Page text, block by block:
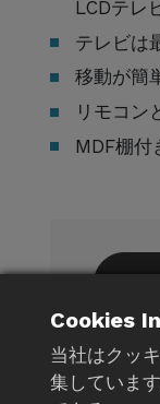
LCDテレ
テレビは
移動が簡
リモコン
MDF棚付
せ
Cookies
当社はクッ
集していま